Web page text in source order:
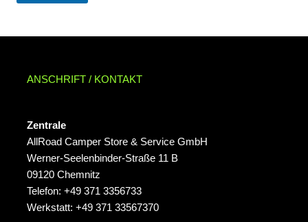
ANSCHRIFT / KONTAKT
Zentrale
AllRoad Camper Store & Service GmbH
Werner-Seelenbinder-Straße 11 B
09120 Chemnitz
Telefon: +49 371 3356733
Werkstatt: +49 371 33567370